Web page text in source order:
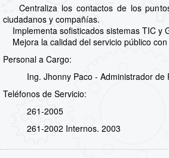
Centraliza los contactos de los
ciudadanos y compañías.
Implementa sofisticados sistemas TIC y
Mejora la calidad del servicio público
Personal a Cargo:
Ing. Jhonny Paco - Administrador de
Teléfonos de Servicio:
261-2005
261-2002 Internos. 2003